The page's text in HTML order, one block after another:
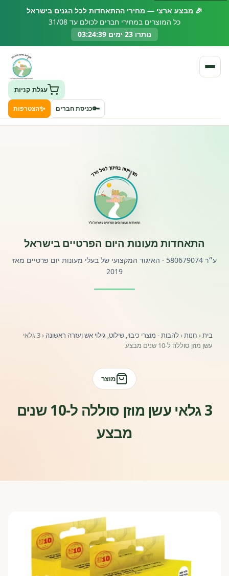
🎉 מבצע ארצי — מחירי ההתאחדות לכל הגנים בישראל
כל המוצרים במחירי חברים לכולם עד 31/08
נותרו 23 ימים 03:24:38
פורטל לוח מודעות דרושים עובדים
השתלמויות וקורסים לגננות ולצוותי חינוך | גיל הרך 0-6
עגלת קניות
🔑כניסת חברים ✨הצטרפות
התאחדות מעונות היום הפרטיים בישראל
ע״ר 580679074 · האיגוד המקצועי של בעלי מעונות יום פרטיים מאז
2019
בית‹ חנות‹להבות - מוצרי כיבוי, שילוט, גילוי אש ועזרה ראשונה ‹
3 גלאי
עשן מוזן סוללה ל-10 שנים מבצע
מוצר
3 גלאי עשן מוזן סוללה ל-10 שנים
מבצע